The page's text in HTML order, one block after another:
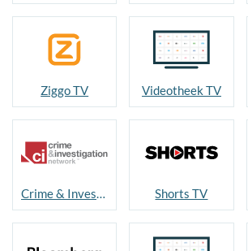
Ziggo TV Videotheek TV
Crime & Investigation Shorts TV